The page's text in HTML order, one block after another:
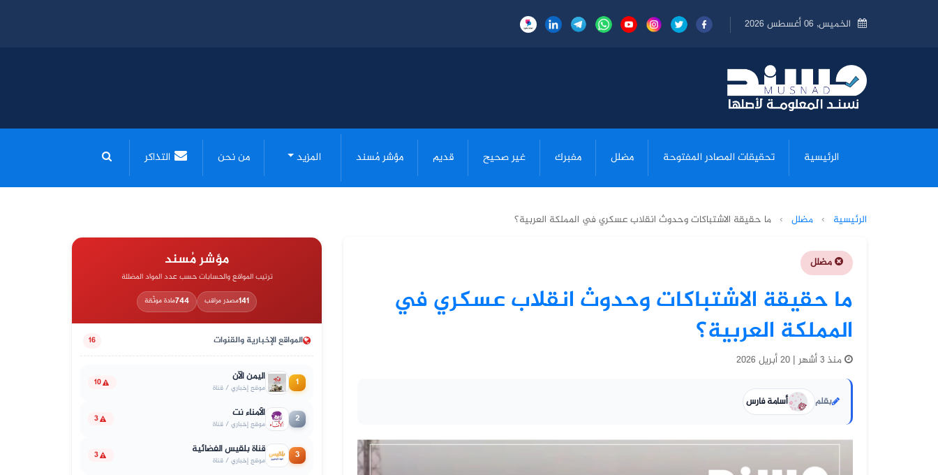
الخميس, 06 أغسطس 2026
الرئيسية تحقيقات المصادر المفتوحة مضلل مفبرك غير صحيح قديم مؤشر مُسند المزيد من نحن التذاكر
الرئيسية › مضلل › ما حقيقة الاشتباكات وحدوث انقلاب عسكري في المملكة العربية؟
مضلل
ما حقيقة الاشتباكات وحدوث انقلاب عسكري في
المملكة العربية؟
منذ 3 أشهر | 20 أبريل 2026
بقلم أسامة فارس
مؤشر مُسند
ترتيب المواقع والحسابات حسب عدد المواد المضللة
141مصدر مراقب 744مادة موثّقة
المواقع الإخبارية والقنوات 16
1 اليمن الآن
موقع إخباري / قناة 10
2 الأمناء نت
موقع إخباري / قناة 3
3 قناة بلقيس الفضائية
موقع إخباري / قناة 3